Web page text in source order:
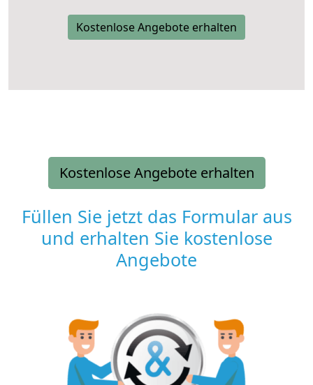
Kostenlose Angebote erhalten
Kostenlose Angebote erhalten
Füllen Sie jetzt das Formular aus
und erhalten Sie kostenlose
Angebote